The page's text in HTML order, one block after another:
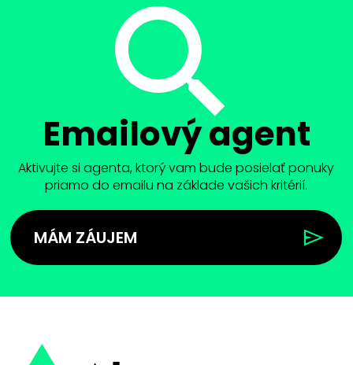
Emailový agent
Aktivujte si agenta, ktorý vam bude posielať ponuky
priamo do emailu na základe vašich kritérií.
MÁM ZÁUJEM